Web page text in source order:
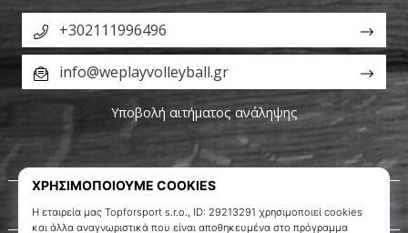
Σχετικά μ' εμάς
+302111996496
info@weplayvolleyball.gr
Υποβολή αιτήματος ανάληψης